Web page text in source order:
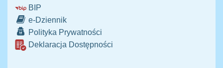
BIP
e-Dziennik
Polityka Prywatności
Deklaracja Dostępności